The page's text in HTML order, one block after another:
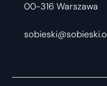
00-316 Warszawa